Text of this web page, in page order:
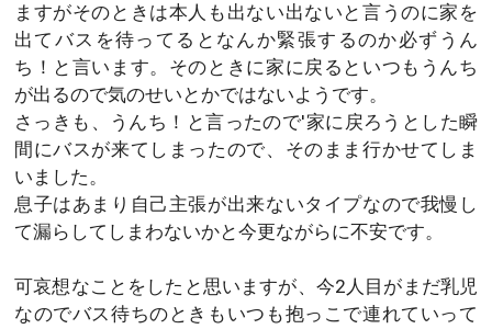
ますがそのときは本人も出ない出ないと言うのに家を
出てバスを待ってるとなんか緊張するのか必ずうん
ち！と言います。そのときに家に戻るといつもうんち
が出るので気のせいとかではないようです。
さっきも、うんち！と言ったので'家に戻ろうとした瞬
間にバスが来てしまったので、そのまま行かせてしま
いました。
息子はあまり自己主張が出来ないタイプなので我慢し
て漏らしてしまわないかと今更ながらに不安です。
可哀想なことをしたと思いますが、今2人目がまだ乳児
なのでバス待ちのときもいつも抱っこで連れていって